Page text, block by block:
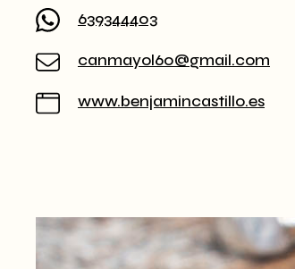
639344403
canmayol60@gmail.com
www.benjamincastillo.es